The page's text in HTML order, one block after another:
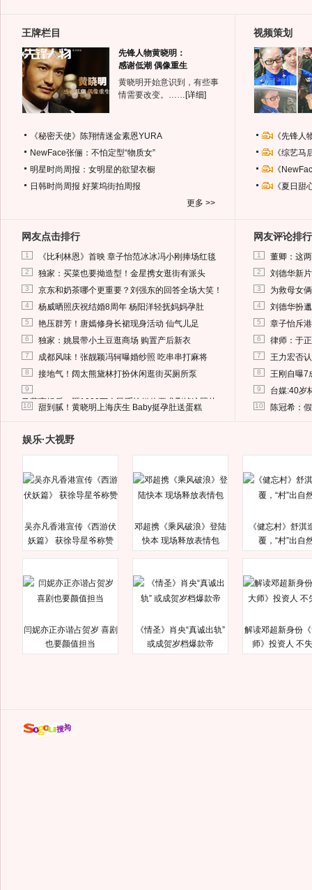
王牌栏目
先锋人物黄晓明：
感谢低潮 偶像重生
黄晓明开始意识到，有些事
情需要改变。…… [详细]
《秘密天使》陈翔情迷金素恩YURA
NewFace张俪：不怕定型“物质女”
明星时尚周报：女明星的欲望衣橱
日韩时尚周报 好莱坞街拍周报
更多 >>
视频策划
《先锋
《综艺
《
《夏日
网友点击排行
1 《比利林恩》首映 章子怡范冰冰冯小刚捧场红毯
2 独家：买菜也要拗造型！金星携女逛街有派头
3 京东和奶茶哪个更重要？刘强东的回答全场大笑！
4 杨威晒照庆祝结婚8周年 杨阳洋轻抚妈妈孕肚
5 艳压群芳！唐嫣修身长裙现身活动 仙气儿足
6 独家：姚晨带小土豆逛商场 购置产后新衣
7 成都风味！张靓颖冯轲曝婚纱照 吃串串打麻将
8 接地气！阔太熊黛林打扮休闲逛街买厕所泵
9
马蓉离婚后，砸1000万人民币给媒体要求删掉这照片
10 甜到腻！黄晓明上海庆生 Baby挺孕肚送蛋糕
网友评论排行
1 董卿：这
2 刘德华新
3 为救母女
4 刘德华扮
5 章子怡斥
6 律师：于
7 王力宏否
8 王刚自曝7
9 台媒:40岁
10 陈冠希：
娱乐·大视野
吴亦凡香港宣传《西游伏
妖篇》 获徐导星爷称赞
邓超携《乘风破浪》登陆
快本 现场释放表情包
《健忘村》舒淇
覆，“村”出自
闫妮亦正亦谐占贺岁 喜剧
也要颜值担当
《情圣》肖央“真诚出轨”
或成贺岁档爆款帝
解读邓超新身份
师》投资人 不